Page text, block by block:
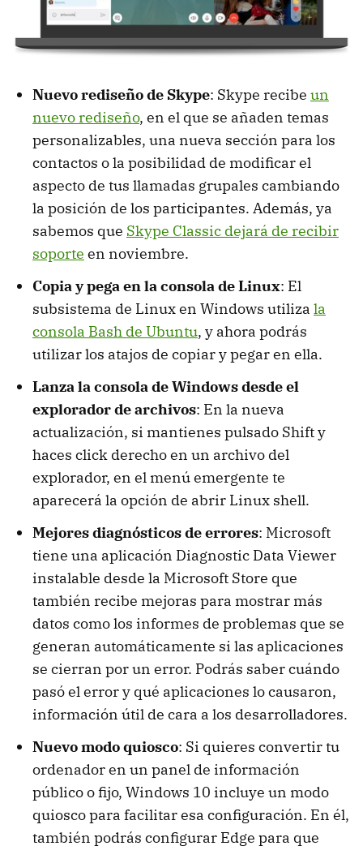
Nuevo rediseño de Skype: Skype recibe un
nuevo rediseño, en el que se añaden temas
personalizables, una nueva sección para los
contactos o la posibilidad de modificar el
aspecto de tus llamadas grupales cambiando
la posición de los participantes. Además, ya
sabemos que Skype Classic dejará de recibir
soporte en noviembre.
Copia y pega en la consola de Linux: El
subsistema de Linux en Windows utiliza la
consola Bash de Ubuntu, y ahora podrás
utilizar los atajos de copiar y pegar en ella.
Lanza la consola de Windows desde el
explorador de archivos: En la nueva
actualización, si mantienes pulsado Shift y
haces click derecho en un archivo del
explorador, en el menú emergente te
aparecerá la opción de abrir Linux shell.
Mejores diagnósticos de errores: Microsoft
tiene una aplicación Diagnostic Data Viewer
instalable desde la Microsoft Store que
también recibe mejoras para mostrar más
datos como los informes de problemas que se
generan automáticamente si las aplicaciones
se cierran por un error. Podrás saber cuándo
pasó el error y qué aplicaciones lo causaron,
información útil de cara a los desarrolladores.
Nuevo modo quiosco: Si quieres convertir tu
ordenador en un panel de información
público o fijo, Windows 10 incluye un modo
quiosco para facilitar esa configuración. En él,
también podrás configurar Edge para que